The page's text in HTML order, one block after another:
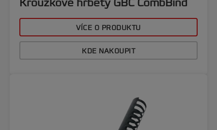
VÍCE O PRODUKTU
KDE NAKOUPIT